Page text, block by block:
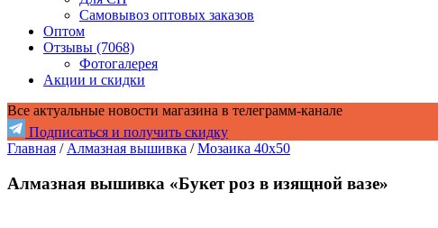
Самовывоз оптовых заказов
Оптом
Отзывы (7068)
Фотогалерея
Акции и скидки
Все актуальные новости магазина в телеграмм-канале
Подписаться и получить скидку
Главная / Алмазная вышивка /Мозаика 40x50
Алмазная вышивка «Букет роз в изящной вазе»